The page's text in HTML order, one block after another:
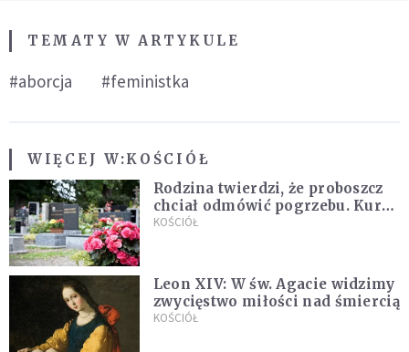
TEMATY W ARTYKULE
#aborcja #feministka
WIĘCEJ W:KOŚCIÓŁ
Rodzina twierdzi, że proboszcz
chciał odmówić pogrzebu. Kuria
zapowiada wyjaśnienia
KOŚCIÓŁ
Leon XIV: W św. Agacie widzimy
zwycięstwo miłości nad śmiercią
KOŚCIÓŁ